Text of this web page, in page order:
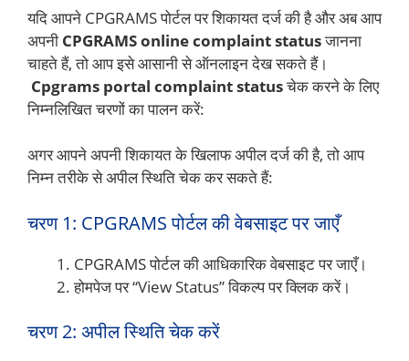
यदि आपने CPGRAMS पोर्टल पर शिकायत दर्ज की है और अब आप
अपनी CPGRAMS online complaint statusजानना
चाहते हैं, तो आप इसे आसानी से ऑनलाइन देख सकते हैं।
Cpgrams portal complaint statusचेक करने के लिए
निम्नलिखित चरणों का पालन करें:
अगर आपने अपनी शिकायत के खिलाफ अपील दर्ज की है, तो आप
निम्न तरीके से अपील स्थिति चेक कर सकते हैं:
चरण 1: CPGRAMS पोर्टल की वेबसाइट पर जाएँ
CPGRAMS पोर्टल की आधिकारिक वेबसाइट पर जाएँ।
होमपेज पर “View Status” विकल्प पर क्लिक करें।
चरण 2: अपील स्थिति चेक करें